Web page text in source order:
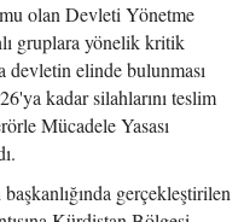
olan Devleti Yönetme
gruplara yönelik kritik
devletin elinde bulunması
kadar silahlarını teslim
Mücadele Yasası
gerçekleştirilen